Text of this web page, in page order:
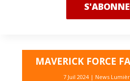
MAVERICK FORCE
7 Juil 2024| News